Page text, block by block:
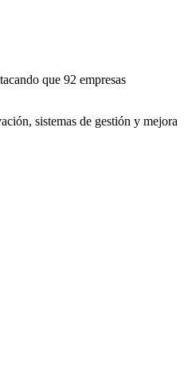
que 92 empresas
sistemas de gestión y mejora